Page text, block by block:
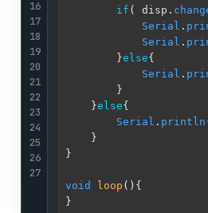
16
17
18
19
20
21
22
23
24
25
26
27
if ( disp.
Serial .
Serial .
        }
else
Serial .
    }
else
Serial . println
void loop ()